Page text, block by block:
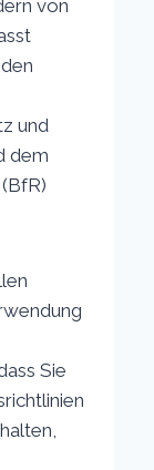
von
und
dem
Sie